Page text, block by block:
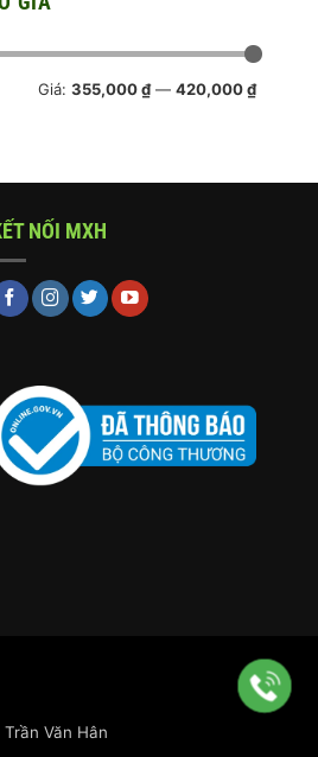
Giá: 355,000 ₫— 420,000 ₫
NỐI MXH
Văn Hân